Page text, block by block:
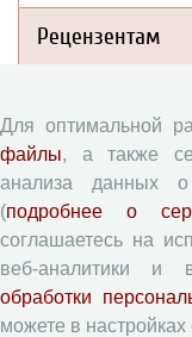
Рецензентам
Форма рецензии
Журналы
Экономические
Проблемы
Для оптимальной
файлы, а также
анализа данных
(подробнее о
соглашаетесь на
веб-аналитики и
обработки
можете в настройках